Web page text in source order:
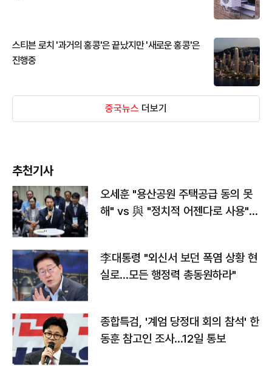
스티븐 로치 '과거의 홍콩'은 끝났지만 '새로운 홍콩'은
진행중
중국뉴스 더보기
추천기사
오세훈 "용산공원 주택공급 동의 못
해" vs 與 "정치적 어젠다로 사용"
李대통령 "외신서 보던 폭염 상황 현
실로…모든 행정력 총동원하라"
종합특검, '계엄 당정대 회의 참석' 한
동훈 참고인 조사...12일 통보